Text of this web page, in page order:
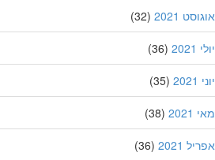
2021
(32)
(36)
(35)
(38)
2021
(36)